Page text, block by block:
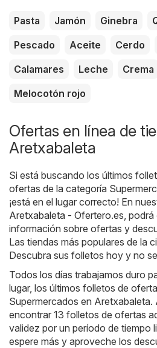
Pasta Jamón Ginebra
Pescado
Aceite Cerdo
Calamares
Leche Crema
Melocotón rojo
Ofertas en línea de
Aretxabaleta
Si está buscando los últimos
ofertas de la categoría
¡está en el lugar correcto! En
Aretxabaleta - Ofertero.es ,
información sobre ofertas y
Las tiendas más populares de la
Descubra sus folletos hoy y no
Todos los días trabajamos duro
lugar, los últimos folletos de
Supermercados en Aretxabaleta.
encontrar 13 folletos de ofertas
validez por un período de tiempo
espere más y aproveche los